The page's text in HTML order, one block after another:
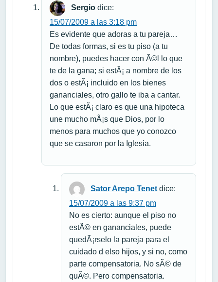
Sergio dice:
15/07/2009 a las 3:18 pm
Es evidente que adoras a tu pareja…
De todas formas, si es tu piso (a tu
nombre), puedes hacer con Ã©l lo que
te de la gana; si estÃ¡ a nombre de los
dos o estÃ¡ incluido en los bienes
gananciales, otro gallo te iba a cantar.
Lo que estÃ¡ claro es que una hipoteca
une mucho mÃ¡s que Dios, por lo
menos para muchos que yo conozco
que se casaron por la Iglesia.
Sator Arepo Tenet dice:
15/07/2009 a las 9:37 pm
No es cierto: aunque el piso no
estÃ© en gananciales, puede
quedÃ¡rselo la pareja para el
cuidado d elso hijos, y si no, como
parte compensatoria. No sÃ© de
quÃ©. Pero compensatoria.